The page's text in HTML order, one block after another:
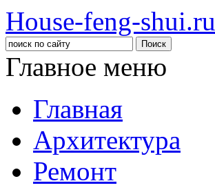
House-feng-shui.ru
Главное меню
Главная
Архитектура
Ремонт